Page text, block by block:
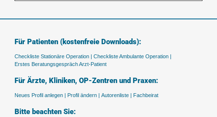
Für Patienten (kostenfreie Downloads):
Checkliste Stationäre Operation | Checkliste Ambulante Operation |
Erstes Beratungsgespräch Arzt-Patient
Für Ärzte, Kliniken, OP-Zentren und Praxen:
Neues Profil anlegen | Profil ändern | Autorenliste | Fachbeirat
Bitte beachten Sie: